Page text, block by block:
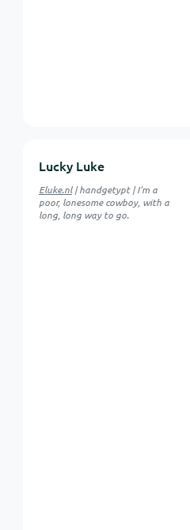
Lucky Luke
Eluke.nl| handgetypt | I'm a
poor, lonesome cowboy, with a
long, long way to go.